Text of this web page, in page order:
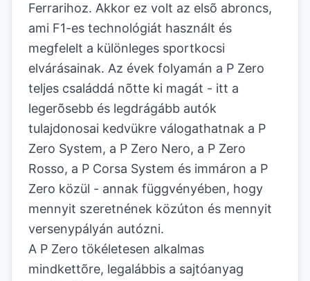
Ferrarihoz. Akkor ez volt az elsõ abroncs,
ami F1-es technológiát használt és
megfelelt a különleges sportkocsi
elvárásainak. Az évek folyamán a P Zero
teljes családdá nõtte ki magát - itt a
legerõsebb és legdrágább autók
tulajdonosai kedvükre válogathatnak a P
Zero System, a P Zero Nero, a P Zero
Rosso, a P Corsa System és immáron a P
Zero közül - annak függvényében, hogy
mennyit szeretnének közúton és mennyit
versenypályán autózni.
A P Zero tökéletesen alkalmas
mindkettõre, legalábbis a sajtóanyag